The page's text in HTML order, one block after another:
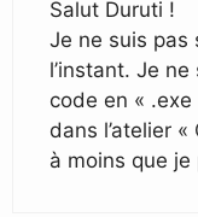
Salut Duruti !
Je ne suis pas
l’instant. Je
code en « .exe
dans l’atelier
à moins que je